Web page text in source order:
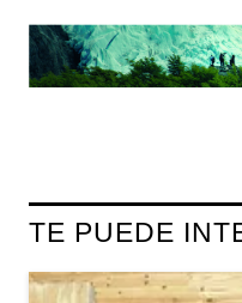
TE PUEDE